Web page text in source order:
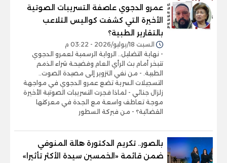
عمرو الدجوي عاصفة التسريبات الصوتية
الأخيرة التي كشفت كواليس التلاعب
بالتقارير الطبية؟
السبت 18/يوليو/2026 - 03:22 م
- نهاية التضليل.. الرواية الرسمية لعمرو الدجوي
تتبخر أمام بث الرأي العام وفضيحة شراء الذمم
الطبية. - من نفي التزوير إلى مصيدة الصوت..
التسجيلات السرية تضع عمرو الدجوي في مواجهة
زلزال جنائي - لماذا فجرت التسريبات الصوتية الأخيرة
موجة تعاطف واسعة مع الجدة في معركتها
القضائية؟ - من فبركة السطور
بالصور.. تكريم الدكتورة هالة المنوفي
ضمن قائمة «الخمسين سيدة الأكثر تأثيرا»